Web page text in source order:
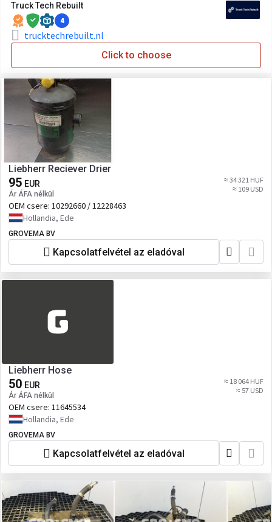
Truck Tech Rebuilt
4
trucktechrebuilt.nl
Click to choose
Liebherr Reciever Drier
95 EUR
Ár ÁFA nélkül
≈ 34 321 HUF
≈ 109 USD
OEM csere: 10292660 / 12228463
Hollandia, Ede
GROVEMA BV
Kapcsolatfelvétel az eladóval
Liebherr Hose
50 EUR
Ár ÁFA nélkül
≈ 18 064 HUF
≈ 57 USD
OEM csere: 11645534
Hollandia, Ede
GROVEMA BV
Kapcsolatfelvétel az eladóval